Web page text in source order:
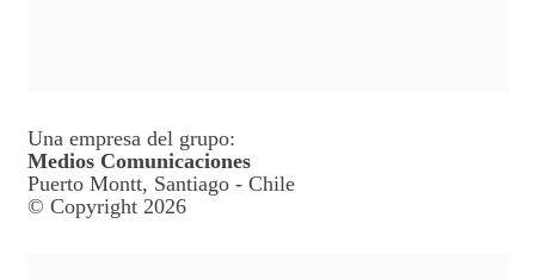
Una empresa del grupo:
Medios Comunicaciones
Puerto Montt, Santiago - Chile
© Copyright 2026